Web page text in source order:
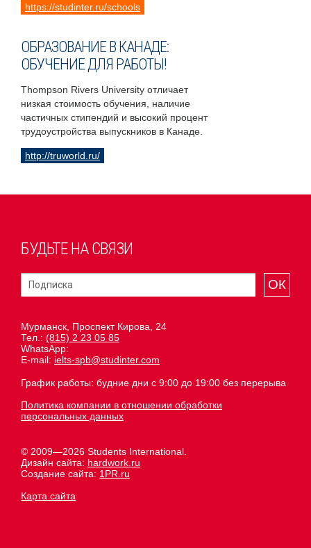
https://studinter.ru/schools
ОБРАЗОВАНИЕ В КАНАДЕ:
ОБУЧЕНИЕ ДЛЯ РАБОТЫ!
Thompson Rivers University отличает
низкая стоимость обучения, наличие
частичных стипендий и высокий процент
трудоустройства выпускников в Канаде.
http://truworld.ru/
БУДЬТЕ НА СВЯЗИ
ОК
Мурманск, Проспект Кирова, 24
Тел.: (815) 2 23 05 85
WhatsApp:
E-mail: ielts-spb@studinter.com
График работы: будние дни с 9:00 до 19:00 без перерыва
Политика компании в отношении обработки
персональных данных
© 2009—2026 Students International.
Дизайн сайта: hardwork.ru
Создание сайта: 1PR.ru
Карта сайта